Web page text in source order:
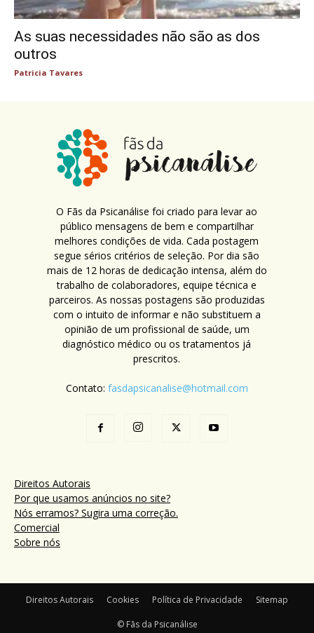
As suas necessidades não são as dos
outros
Patricia Tavares
O Fãs da Psicanálise foi criado para levar ao
público mensagens de bem e compartilhar
melhores condições de vida. Cada postagem
segue sérios critérios de seleção. Por dia são
mais de 12 horas de dedicação intensa, além do
trabalho de colaboradores, equipe técnica e
parceiros. As nossas postagens são produzidas
com o intuito de informar e não substituem a
opinião de um profissional de saúde, um
diagnóstico médico ou os tratamentos já
prescritos.
Contato: fasdapsicanalise@hotmail.com
Direitos Autorais
Por que usamos anúncios no site?
Nós erramos? Sugira uma correção.
Comercial
Sobre nós
Direitos Autorais Cookies Política de Privacidade Sitemap
© Fãs da Psicanálise